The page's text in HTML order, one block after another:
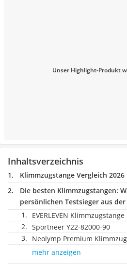
Unser Highlight-Produkt
Inhaltsverzeichnis
Klimmzugstange Vergleich 2026
Die besten Klimmzugstangen:
persönlichen Testsieger aus
EVERLEVEN Klimmzugstange
Sportneer ‎Y22-82000-90
Neolymp Premium
mehr anzeigen